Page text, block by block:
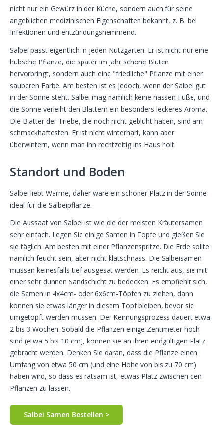
nicht nur ein Gewürz in der Küche, sondern auch für seine
angeblichen medizinischen Eigenschaften bekannt, z. B. bei
Infektionen und entzündungshemmend.
Salbei passt eigentlich in jeden Nutzgarten. Er ist nicht nur eine
hübsche Pflanze, die später im Jahr schöne Blüten
hervorbringt, sondern auch eine "friedliche" Pflanze mit einer
sauberen Farbe. Am besten ist es jedoch, wenn der Salbei gut
in der Sonne steht. Salbei mag nämlich keine nassen Füße, und
die Sonne verleiht den Blättern ein besonders leckeres Aroma.
Die Blätter der Triebe, die noch nicht geblüht haben, sind am
schmackhaftesten. Er ist nicht winterhart, kann aber
überwintern, wenn man ihn rechtzeitig ins Haus holt.
Standort und Boden
Salbei liebt Wärme, daher wäre ein schöner Platz in der Sonne
ideal für die Salbeipflanze.
Die Aussaat von Salbei ist wie die der meisten Kräutersamen
sehr einfach. Legen Sie einige Samen in Töpfe und gießen Sie
sie täglich. Am besten mit einer Pflanzenspritze. Die Erde sollte
nämlich feucht sein, aber nicht klatschnass. Die Salbeisamen
müssen keinesfalls tief ausgesät werden. Es reicht aus, sie mit
einer sehr dünnen Sandschicht zu bedecken. Es empfiehlt sich,
die Samen in 4x4cm- oder 6x6cm-Töpfen zu ziehen, dann
können sie etwas länger in diesem Topf bleiben, bevor sie
umgetopft werden müssen. Der Keimungsprozess dauert etwa
2 bis 3 Wochen. Sobald die Pflanzen einige Zentimeter hoch
sind (etwa 5 bis 10 cm), können sie an ihren endgültigen Platz
gebracht werden. Denken Sie daran, dass die Pflanze einen
Umfang von etwa 50 cm (und eine Höhe von bis zu 70 cm)
haben wird, so dass es ratsam ist, etwas Platz zwischen den
Pflanzen zu lassen.
Salbei Samen Bestellen >